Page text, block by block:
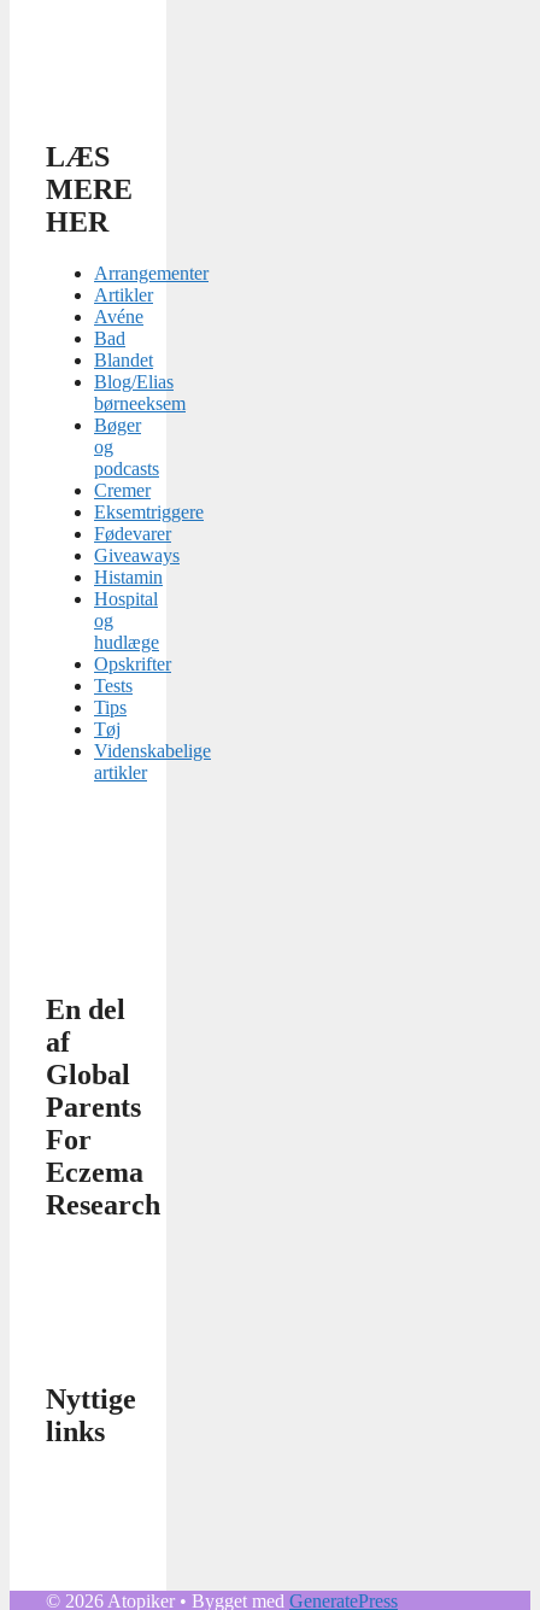
LÆS
MERE
HER
Arrangementer
Artikler
Avéne
Bad
Blandet
Blog/Elias
børneeksem
Bøger
og
podcasts
Cremer
Eksemtriggere
Fødevarer
Giveaways
Histamin
Hospital
og
hudlæge
Opskrifter
Tests
Tips
Tøj
Videnskabelige
artikler
En del
af
Global
Parents
For
Eczema
Research
Nyttige
links
© 2026 Atopiker • Bygget med GeneratePress